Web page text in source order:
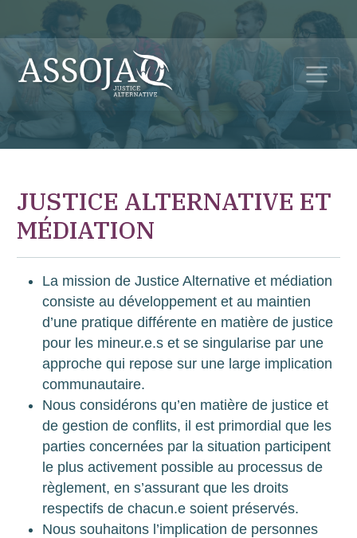
JUSTICE ALTERNATIVE ET
MÉDIATION
La mission de Justice Alternative et médiation
consiste au développement et au maintien
d’une pratique différente en matière de justice
pour les mineur.e.s et se singularise par une
approche qui repose sur une large implication
communautaire.
Nous considérons qu’en matière de justice et
de gestion de conflits, il est primordial que les
parties concernées par la situation participent
le plus activement possible au processus de
règlement, en s’assurant que les droits
respectifs de chacun.e soient préservés.
Nous souhaitons l’implication de personnes